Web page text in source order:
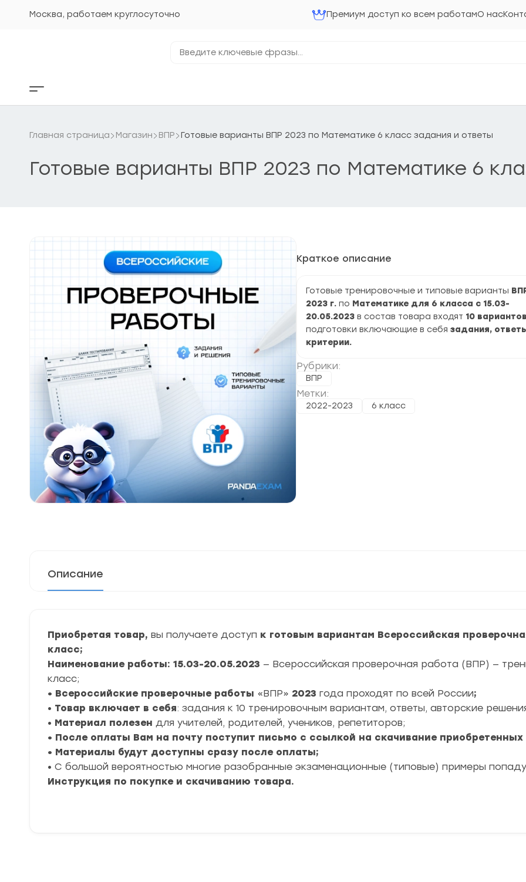
Москва, работаем круглосуточно Премиум доступ ко всем работамО нас
ключевые
Кнопка
бокового
Главная страница Магазин ВПР Готовые варианты ВПР 2023 по Математике 6 класс задания и ответы
Готовые варианты ВПР 2023 по Математике 6
Краткое описание
Готовые тренировочные и типовые варианты
2023 г. по Математике для 6 класса с 15.03-
20.05.2023 в состав товара входят 10 вариантов
подготовки включающие в себя задания,
критерии.
Рубрики:
ВПР
Метки:
2022-2023 6 класс
Описание
Приобретая товар, вы получаете доступ к готовым вариантам Всероссийская
класс;
Наименование работы: 15.03-20.05.2023 — Всероссийская проверочная работа (ВПР) —
класс;
• Всероссийские проверочные работы «ВПР» 2023 года проходят по всей России;
• Товар включает в себя: задания к 10 тренировочным вариантам, ответы, авторские
• Материал полезен для учителей, родителей, учеников, репетиторов;
• После оплаты Вам на почту поступит письмо с ссылкой на скачивание приобретенных
• Материалы будут доступны сразу после оплаты;
• С большой вероятностью многие разобранные экзаменационные (типовые) примеры
Инструкция по покупке и скачиванию товара.